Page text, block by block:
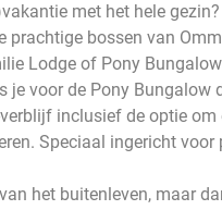
met het hele
prachtige bossen van
Lodge of Pony
je voor de Pony
inclusief de optie
Speciaal ingericht voor
het buitenleven, maar